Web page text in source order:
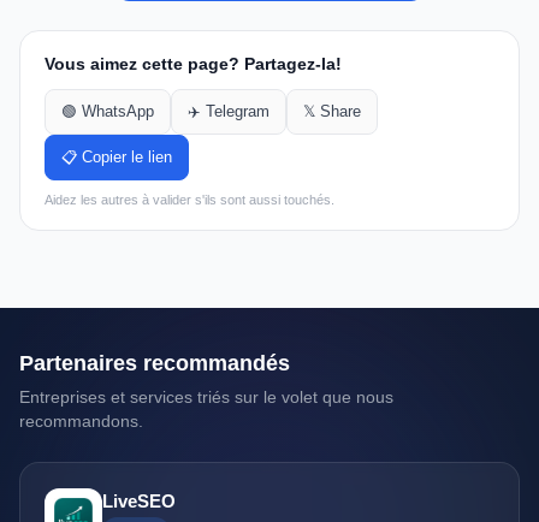
Vous aimez cette page? Partagez-la!
🟢 WhatsApp ✈️ Telegram 𝕏 Share
📋 Copier le lien
Aidez les autres à valider s'ils sont aussi touchés.
Partenaires recommandés
Entreprises et services triés sur le volet que nous
recommandons.
LiveSEO